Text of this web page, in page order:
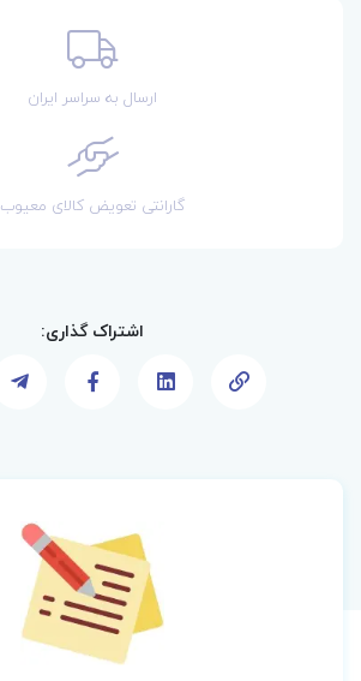
ارسال به سراسر ایران
گارانتی تعویض کالای معیوب
اشتراک گذاری: